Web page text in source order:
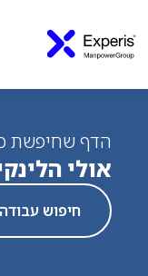
הדף שחיפשת
אולי
חיפוש עבודה